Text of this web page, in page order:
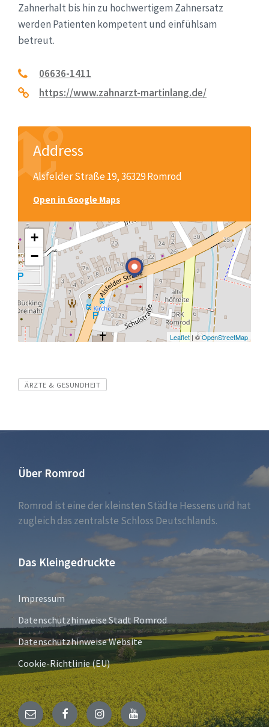
Zahnerhalt bis hin zu hochwertigem Zahnersatz
werden Patienten kompetent und einfühlsam
betreut.
06636-1411
https://www.zahnarzt-martinlang.de/
Address
Alsfelder Straße 19, 36329 Romrod
Open in Google Maps
+
−
Leaflet| ©OpenStreetMap
Tags
ÄRZTE & GESUNDHEIT
Über Romrod
Romrod ist eine der kleinsten Städte Hessens und hat
zugleich das zentralste Schloss Deutschlands.
Das Kleingedruckte
Impressum
Datenschutzhinweise Stadt Romrod
Datenschutzhinweise Website
Cookie-Richtlinie (EU)
E- FacebookInstagramYouTube